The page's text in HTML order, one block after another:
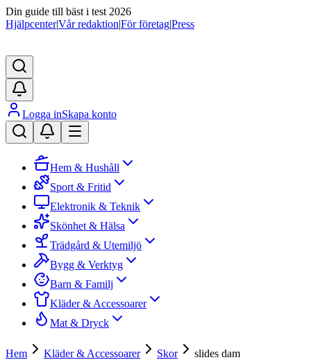
Din guide till bäst i test 2026
Hjälpcenter|Vår redaktion|För företag|Press
Logga inSkapa konto
Hem & Hushåll
Sport & Fritid
Elektronik & Teknik
Skönhet & Hälsa
Trädgård & Utemiljö
Bygg & Verktyg
Barn & Familj
Kläder & Accessoarer
Mat & Dryck
Hem Kläder & Accessoarer Skor slides dam